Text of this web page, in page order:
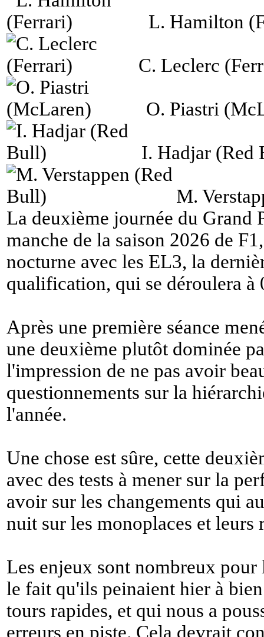
L. Hamilton
C. Leclerc
O. Piastri
I. Hadjar (Red
M.
La deuxième journée du Grand
manche de la saison 2026 de
nocturne avec les EL3, la
qualification, qui se déroulera à
Après une première séance
une deuxième plutôt dominée
l'impression de ne pas avoir
questionnements sur la
l'année.
Une chose est sûre, cette
avec des tests à mener sur la
avoir sur les changements qui
nuit sur les monoplaces et leurs
Les enjeux sont nombreux
le fait qu'ils peinaient hier à
tours rapides, et qui nous a
erreurs en piste. Cela devrait